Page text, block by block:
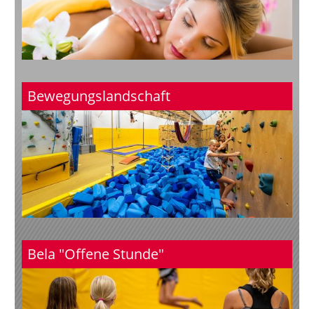
Bewegungslandschaft
Bela "Offene Stunde"